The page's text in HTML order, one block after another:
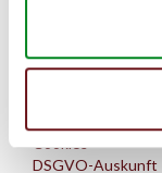
Anfahrt berechnen
Cookies
DSGVO-Auskunft